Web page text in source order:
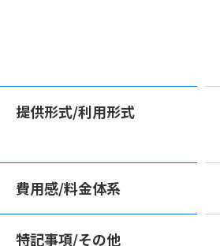
提供形式/利用形式
費用感/料金体系
特記事項/その他